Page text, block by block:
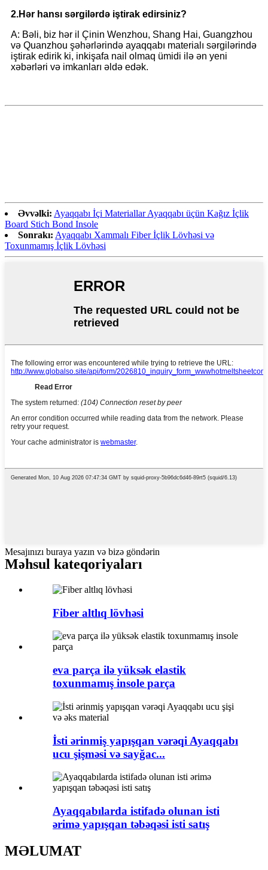
2.Hər hansı sərgilərdə iştirak edirsiniz?
A: Bəli, biz hər il Çinin Wenzhou, Shang Hai, Guangzhou
və Quanzhou şəhərlərində ayaqqabı materialı sərgilərində
iştirak edirik ki, inkişafa nail olmaq ümidi ilə ən yeni
xəbərləri və imkanları əldə edək.
Əvvəlki: Ayaqqabı İçi Materiallar Ayaqqabı üçün Kağız İçlik
Board Stich Bond Insole
Sonrakı: Ayaqqabı Xammalı Fiber İçlik Lövhəsi və
Toxunmamış İçlik Lövhəsi
Mesajınızı buraya yazın və bizə göndərin
Məhsul kateqoriyaları
Fiber altlıq lövhəsi
eva parça ilə yüksək elastik
toxunmamış insole parça
İsti ərinmiş yapışqan vərəqi Ayaqqabı
ucu şişməsi və sayğac...
Ayaqqabılarda istifadə olunan isti
ərimə yapışqan təbəqəsi isti satış
MƏLUMAT